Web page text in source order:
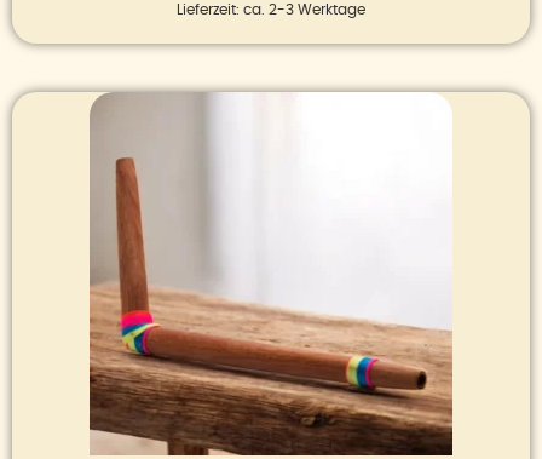
Lieferzeit: ca. 2-3 Werktage